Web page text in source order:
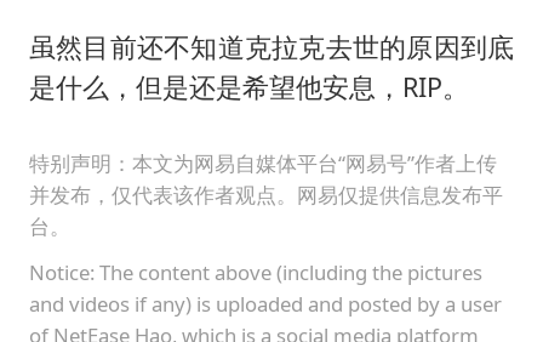
虽然目前还不知道克拉克去世的原因到底
是什么，但是还是希望他安息，RIP。
特别声明：本文为网易自媒体平台“网易号”作者上传
并发布，仅代表该作者观点。网易仅提供信息发布平
台。
Notice: The content above (including the pictures
and videos if any) is uploaded and posted by a user
of NetEase Hao, which is a social media platform